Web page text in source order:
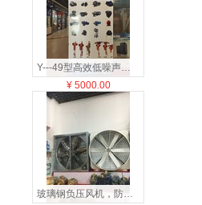
Y---49型高效低噪声锅炉离心引风机，锅炉风机
¥ 5000.00
玻璃钢负压风机，防腐通风机，风机